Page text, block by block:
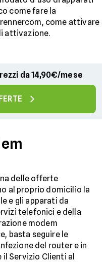
come fare la
come attivare
attivazione.
da 14,90€/mese
delle offerte
al proprio domicilio la
e gli apparati da
telefonici e della
modem
basta seguire le
del router e in
Servizio Clienti al